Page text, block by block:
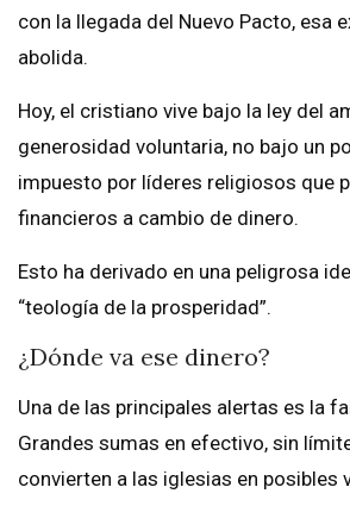
con la llegada del Nuevo Pacto, esa
abolida.
Hoy, el cristiano vive bajo la ley del
generosidad voluntaria, no bajo un
impuesto por líderes religiosos que
financieros a cambio de dinero.
Esto ha derivado en una peligrosa
“teología de la prosperidad”.
¿Dónde va ese dinero?
Una de las principales alertas es la
Grandes sumas en efectivo, sin
convierten a las iglesias en posibles